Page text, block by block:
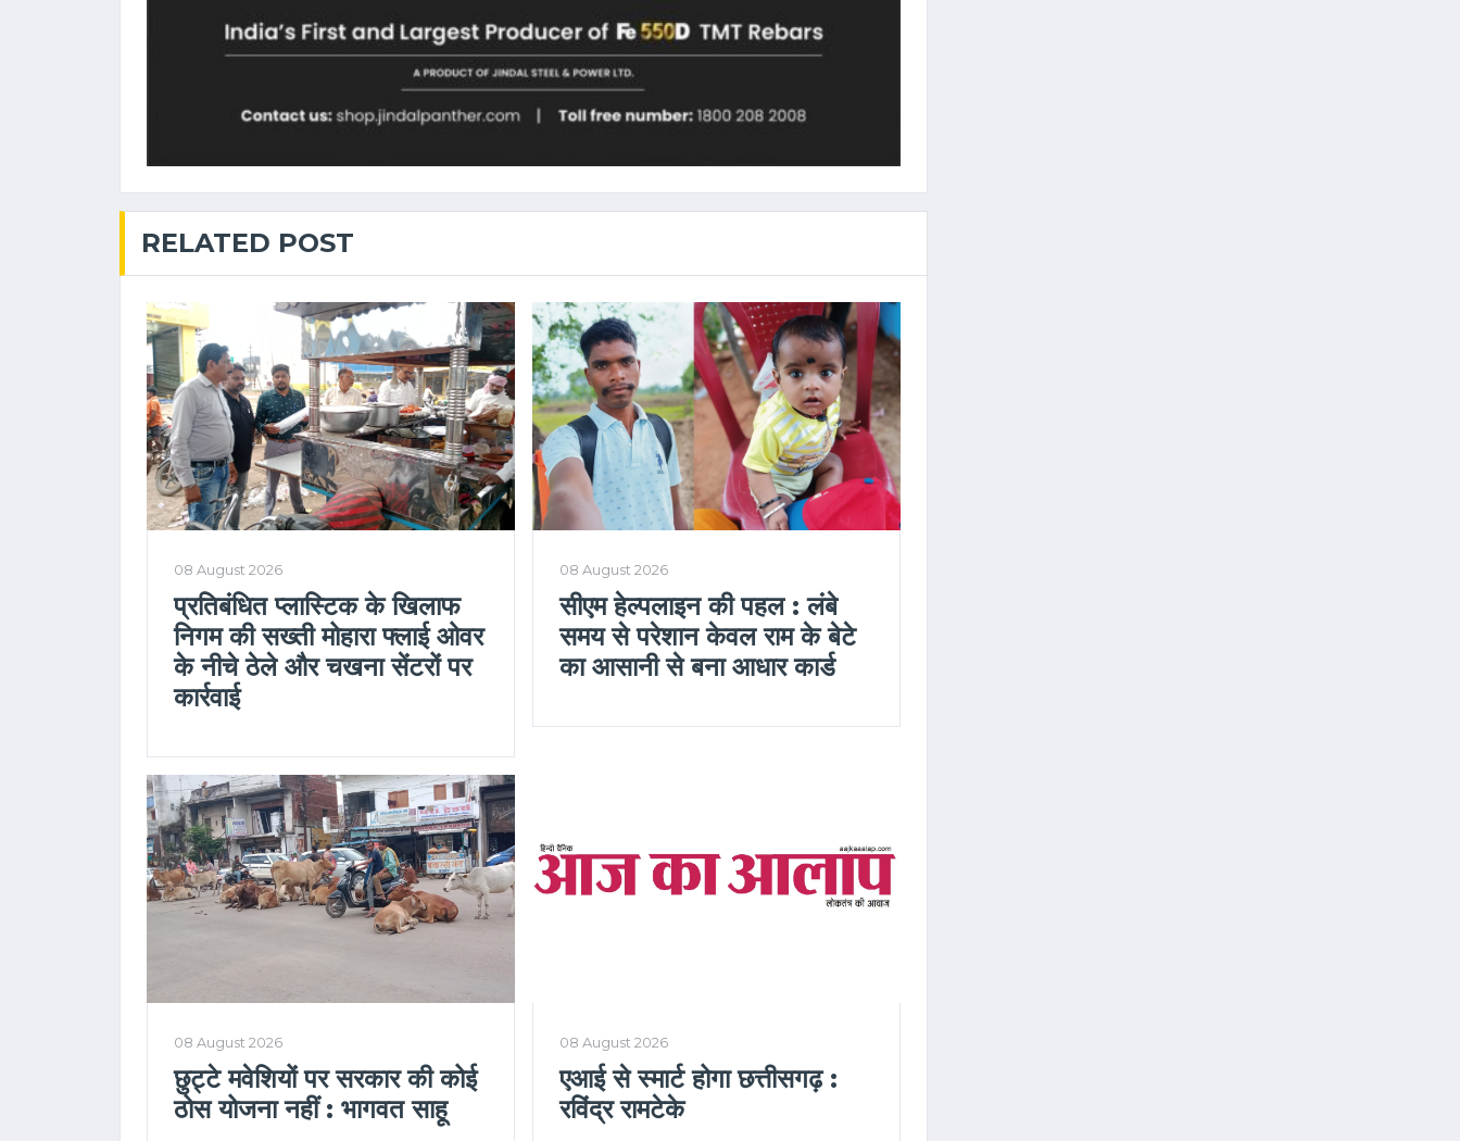
RELATED POST
08 August 2026
प्रतिबंधित प्लास्टिक के खिलाफ
निगम की सख्ती मोहारा फ्लाई ओवर
के नीचे ठेले और चखना सेंटरों पर
कार्रवाई
08 August 2026
सीएम हेल्पलाइन की पहल : लंबे
समय से परेशान केवल राम के बेटे
का आसानी से बना आधार कार्ड
08 August 2026
छुट्टे मवेशियों पर सरकार की कोई
ठोस योजना नहीं : भागवत साहू
08 August 2026
एआई से स्मार्ट होगा छत्तीसगढ़ :
रविंद्र रामटेके